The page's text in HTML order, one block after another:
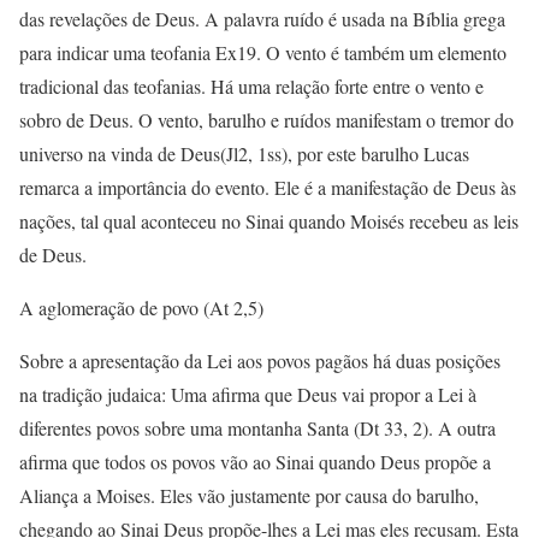
das revelações de Deus. A palavra ruído é usada na Bíblia grega
para indicar uma teofania Ex19. O vento é também um elemento
tradicional das teofanias. Há uma relação forte entre o vento e
sobro de Deus. O vento, barulho e ruídos manifestam o tremor do
universo na vinda de Deus(Jl2, 1ss), por este barulho Lucas
remarca a importância do evento. Ele é a manifestação de Deus às
nações, tal qual aconteceu no Sinai quando Moisés recebeu as leis
de Deus.
A aglomeração de povo (At 2,5)
Sobre a apresentação da Lei aos povos pagãos há duas posições
na tradição judaica: Uma afirma que Deus vai propor a Lei à
diferentes povos sobre uma montanha Santa (Dt 33, 2). A outra
afirma que todos os povos vão ao Sinai quando Deus propõe a
Aliança a Moises. Eles vão justamente por causa do barulho,
chegando ao Sinai Deus propõe-lhes a Lei mas eles recusam. Esta